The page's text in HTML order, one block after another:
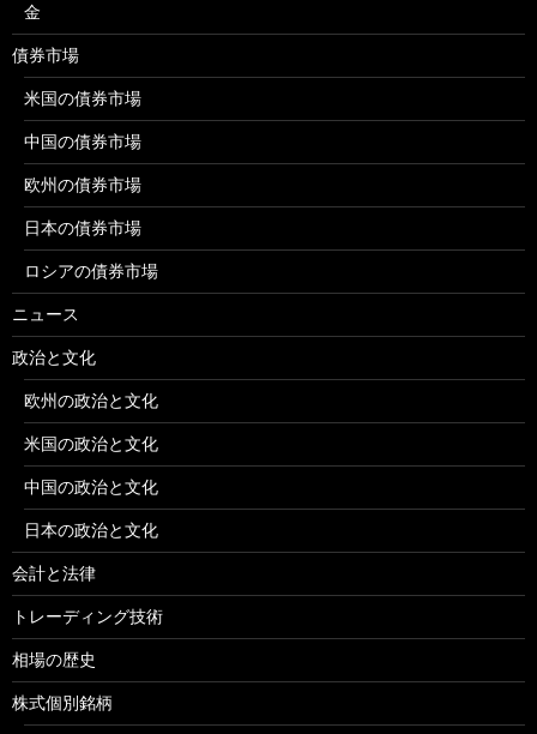
金
債券市場
米国の債券市場
中国の債券市場
欧州の債券市場
日本の債券市場
ロシアの債券市場
ニュース
政治と文化
欧州の政治と文化
米国の政治と文化
中国の政治と文化
日本の政治と文化
会計と法律
トレーディング技術
相場の歴史
株式個別銘柄